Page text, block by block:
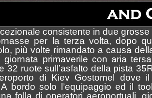
consistente in due
per la terza volta, dopo
più volte rimandato a causa
giornata primaverile con aria
32 ruote sull’asfalto della pista
di Kiev Gostomel
bordo solo l’equipaggio ed il
folla di operatori aeroportuali,